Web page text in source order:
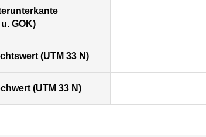
GOK)
(UTM 33 N)
(UTM 33 N)